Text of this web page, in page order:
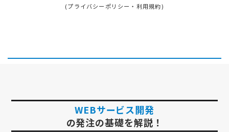
(プライバシーポリシー ・ 利用規約)
WEBサービス開発
の発注の基礎を解説！